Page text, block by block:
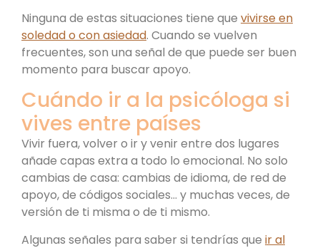
Ninguna de estas situaciones tiene que vivirse en
soledad o con asiedad. Cuando se vuelven
frecuentes, son una señal de que puede ser buen
momento para buscar apoyo.
Cuándo ir a la psicóloga si
vives entre países
Vivir fuera, volver o ir y venir entre dos lugares
añade capas extra a todo lo emocional. No solo
cambias de casa: cambias de idioma, de red de
apoyo, de códigos sociales… y muchas veces, de
versión de ti misma o de ti mismo.
Algunas señales para saber si tendrías que ir al